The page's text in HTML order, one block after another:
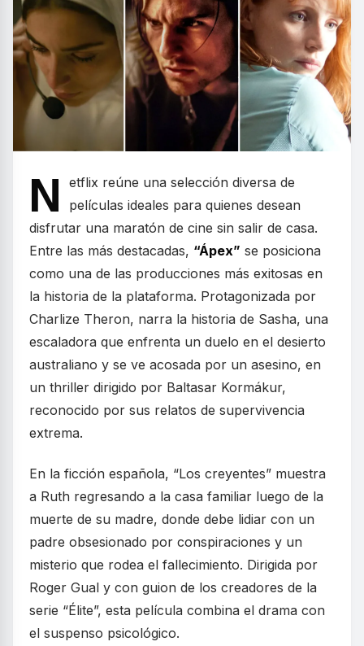
N
etflix reúne una selección diversa de
películas ideales para quienes desean
disfrutar una maratón de cine sin salir de casa.
Entre las más destacadas, “Ápex” se posiciona
como una de las producciones más exitosas en
la historia de la plataforma. Protagonizada por
Charlize Theron, narra la historia de Sasha, una
escaladora que enfrenta un duelo en el desierto
australiano y se ve acosada por un asesino, en
un thriller dirigido por Baltasar Kormákur,
reconocido por sus relatos de supervivencia
extrema.
En la ficción española, “Los creyentes” muestra
a Ruth regresando a la casa familiar luego de la
muerte de su madre, donde debe lidiar con un
padre obsesionado por conspiraciones y un
misterio que rodea el fallecimiento. Dirigida por
Roger Gual y con guion de los creadores de la
serie “Élite”, esta película combina el drama con
el suspenso psicológico.